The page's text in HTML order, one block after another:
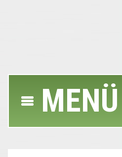
MENÜ